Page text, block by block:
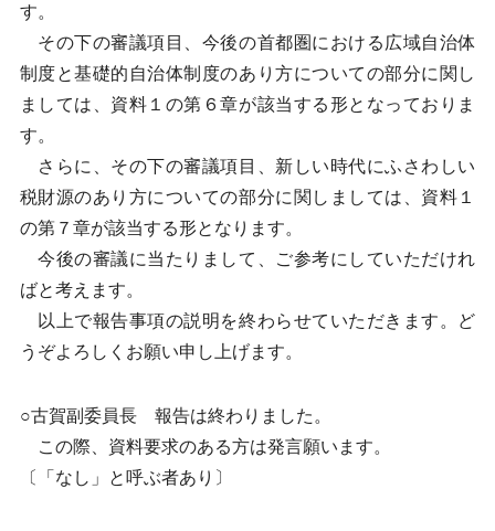
す。
その下の審議項目、今後の首都圏における広域自治体
制度と基礎的自治体制度のあり方についての部分に関し
ましては、資料１の第６章が該当する形となっておりま
す。
さらに、その下の審議項目、新しい時代にふさわしい
税財源のあり方についての部分に関しましては、資料１
の第７章が該当する形となります。
今後の審議に当たりまして、ご参考にしていただけれ
ばと考えます。
以上で報告事項の説明を終わらせていただきます。ど
うぞよろしくお願い申し上げます。
○古賀副委員長 報告は終わりました。
この際、資料要求のある方は発言願います。
〔「なし」と呼ぶ者あり〕